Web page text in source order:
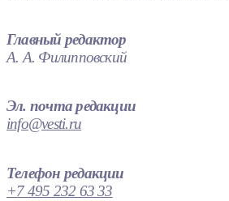
Главный редактор
А. А. Филипповский
Эл. почта редакции
info@vesti.ru
Телефон редакции
+7 495 232 63 33